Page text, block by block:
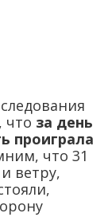
что за день
проиграла
что 31
ветру,